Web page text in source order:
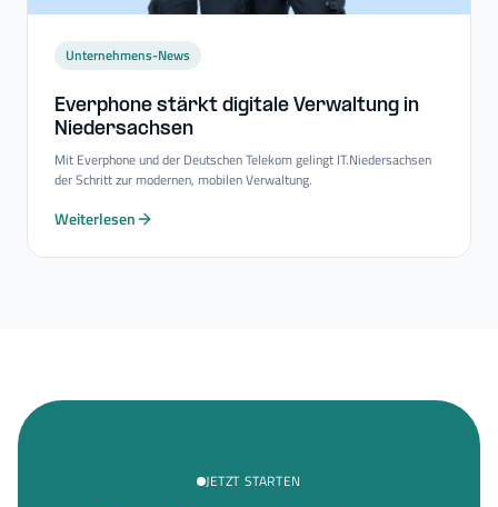
Unternehmens-News
Everphone stärkt digitale Verwaltung in
Niedersachsen
Mit Everphone und der Deutschen Telekom gelingt IT.Niedersachsen
der Schritt zur modernen, mobilen Verwaltung.
Weiterlesen
JETZT STARTEN